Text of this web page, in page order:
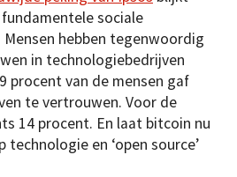
sociale
hebben tegenwoordig
in technologiebedrijven
procent van de mensen gaf
te vertrouwen. Voor de
14 procent. En laat bitcoin nu
en ‘open source’